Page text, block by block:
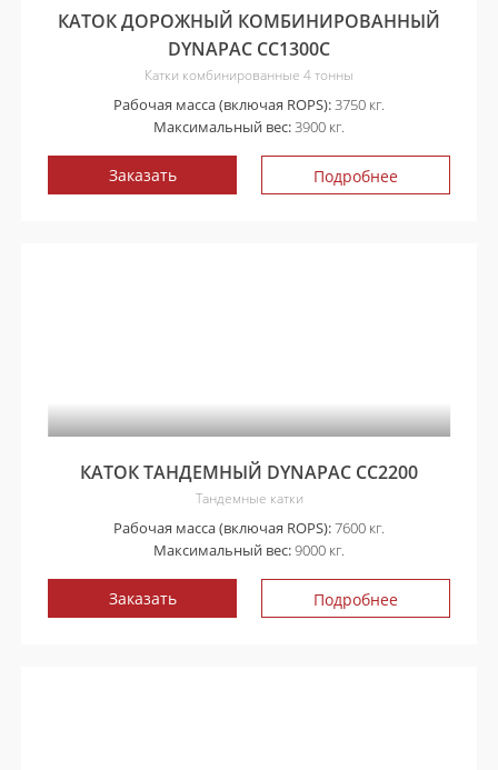
КАТОК ДОРОЖНЫЙ КОМБИНИРОВАННЫЙ
DYNAPAC CC1300C
Катки комбинированные 4 тонны
Рабочая масса (включая ROPS):3750 кг.
Максимальный вес:3900 кг.
Заказать Подробнее
КАТОК ТАНДЕМНЫЙ DYNAPAC CC2200
Тандемные катки
Рабочая масса (включая ROPS):7600 кг.
Максимальный вес:9000 кг.
Заказать Подробнее